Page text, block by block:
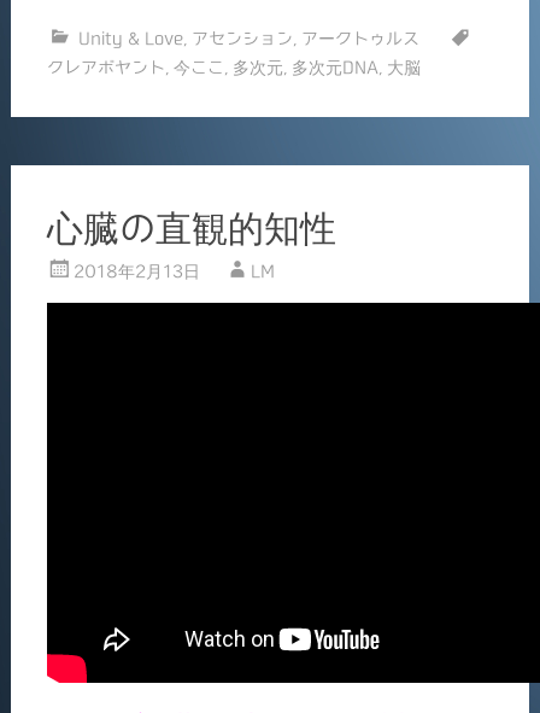
e
o
o
k
l
Unity & Love, アセンション
アークトゥルス
クレアボヤント
今ここ 多次元 多次元DNA 大脳
心臓の直観的知性
2018年2月13日 LM